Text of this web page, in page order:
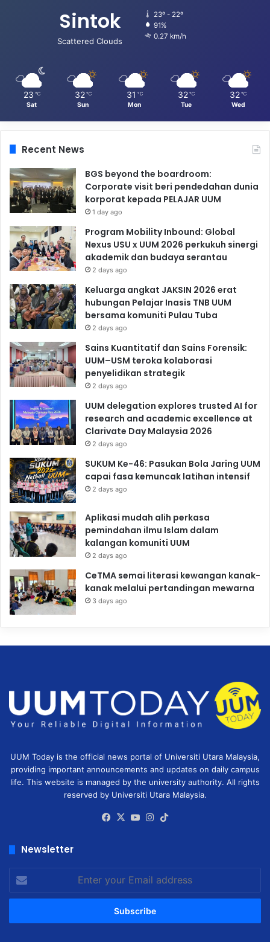
Sintok
Scattered Clouds
23º - 22º
91%
0.27 km/h
23 ℃
Sat
32 ℃
Sun
31 ℃
Mon
32 ℃
Tue
32 ℃
Wed
Recent News
BGS beyond the boardroom:
Corporate visit beri pendedahan dunia
korporat kepada PELAJAR UUM
1 day ago
Program Mobility Inbound: Global
Nexus USU x UUM 2026 perkukuh sinergi
akademik dan budaya serantau
2 days ago
Keluarga angkat JAKSIN 2026 erat
hubungan Pelajar Inasis TNB UUM
bersama komuniti Pulau Tuba
2 days ago
Sains Kuantitatif dan Sains Forensik:
UUM–USM teroka kolaborasi
penyelidikan strategik
2 days ago
UUM delegation explores trusted AI for
research and academic excellence at
Clarivate Day Malaysia 2026
2 days ago
SUKUM Ke-46: Pasukan Bola Jaring UUM
capai fasa kemuncak latihan intensif
2 days ago
Aplikasi mudah alih perkasa
pemindahan ilmu Islam dalam
kalangan komuniti UUM
2 days ago
CeTMA semai literasi kewangan kanak-
kanak melalui pertandingan mewarna
3 days ago
UUM Today is the official news portal of Universiti Utara Malaysia,
providing important announcements and updates on daily campus
life. This website is managed by the university authority. All rights
reserved by Universiti Utara Malaysia.
Facebook
X YouTubeInstagram
Newsletter
your
Email